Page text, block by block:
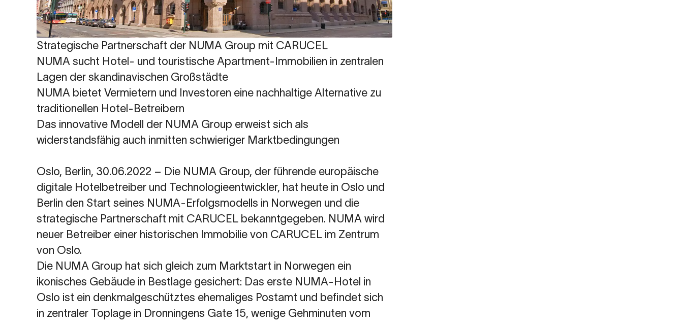
Strategische Partnerschaft der NUMA Group mit CARUCEL
NUMA sucht Hotel- und touristische Apartment-Immobilien in zentralen
Lagen der skandinavischen Großstädte
NUMA bietet Vermietern und Investoren eine nachhaltige Alternative zu
traditionellen Hotel-Betreibern
Das innovative Modell der NUMA Group erweist sich als
widerstandsfähig auch inmitten schwieriger Marktbedingungen
Oslo, Berlin, 30.06.2022 – Die NUMA Group, der führende europäische
digitale Hotelbetreiber und Technologieentwickler, hat heute in Oslo und
Berlin den Start seines NUMA-Erfolgsmodells in Norwegen und die
strategische Partnerschaft mit CARUCEL bekanntgegeben. NUMA wird
neuer Betreiber einer historischen Immobilie von CARUCEL im Zentrum
von Oslo.
Die NUMA Group hat sich gleich zum Marktstart in Norwegen ein
ikonisches Gebäude in Bestlage gesichert: Das erste NUMA-Hotel in
Oslo ist ein denkmalgeschütztes ehemaliges Postamt und befindet sich
in zentraler Toplage in Dronningens Gate 15, wenige Gehminuten vom